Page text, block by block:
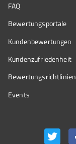
FAQ
Bewertungsportale
Kundenbewertungen
Kundenzufriedenheit
Bewertungs­richtlinien
Events